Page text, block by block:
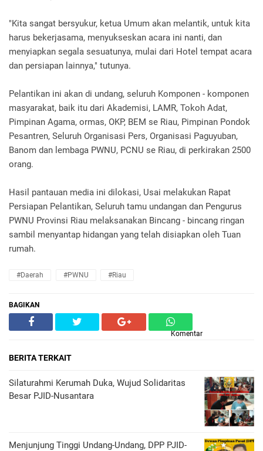
"Kita sangat bersyukur, ketua Umum akan melantik, untuk kita
harus bekerjasama, menyukseskan acara ini nanti, dan
menyiapkan segala sesuatunya, mulai dari Hotel tempat acara
dan persiapan lainnya," tutunya.
Pelantikan ini akan di undang, seluruh Komponen - komponen
masyarakat, baik itu dari Akademisi, LAMR, Tokoh Adat,
Pimpinan Agama, ormas, OKP, BEM se Riau, Pimpinan Pondok
Pesantren, Seluruh Organisasi Pers, Organisasi Paguyuban,
Banom dan lembaga PWNU, PCNU se Riau, di perkirakan 2500
orang.
Hasil pantauan media ini dilokasi, Usai melakukan Rapat
Persiapan Pelantikan, Seluruh tamu undangan dan Pengurus
PWNU Provinsi Riau melaksanakan Bincang - bincang ringan
sambil menyantap hidangan yang telah disiapkan oleh Tuan
rumah.
#Daerah #PWNU #Riau
BAGIKAN
Komentar
BERITA TERKAIT
Silaturahmi Kerumah Duka, Wujud Solidaritas
Besar PJID-Nusantara
Menjunjung Tinggi Undang-Undang, DPP PJID-